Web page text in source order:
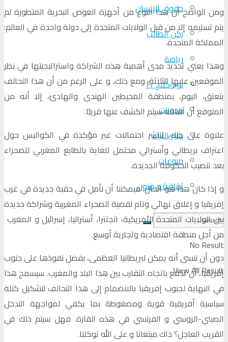
حقوق الإنسان
ركن الطالب
رياضة
لوبوكلاج Fr
مدونات
منبر الآراء
منوعات
ثقافة و فنون
No Result
View All Result
ومن الواضح أن هذا النوع من أجهزة الغوص البحرية المتطورة لم
يتم تسليمه إلا من قبل الولايات المتحدة إلى دولة واحدة في العالم:
المملكة المتحدة.
وهذا يعني تحديد مدى أهمية هذه الشراكة واستراتيجيتها في نظر
الموقعين عليها الثلاثة. ومع ذلك، و على الرغم من أن هذا التحالف
يتعلق، اليوم، بمنطقة المحيطين الهندي والهادئ، إلا أنه من
المتوقع أن آفاقه سيتم الكشف عنها قريبًا.
علاوة على ذلك، تنتشر احتمالات غير مؤكدة في الكواليس حول
اعتراف بريطاني وأسترالي محتمل للغاية بالطابع المغربي للصحراء
بعد تنصيب الحكومة الجديدة.
و إذا كان هذا هو الحال، فيمكننا أن نأمل في حقبة جديدة في غرب
إفريقيا و إغلاق نهائي وتام لقضية الصحراء المغربية وشراكة جديدة
بين الولايات المتحدة الأمريكية، انجلترا، أستراليا، إسرائيل و المغرب ​​
من أجل منطقة اقتصادية وتجارية أوسع.
دون أن ننسى أنه يمكن لبريطانيا العظمى، بفضل نفوذها على جنوب
إفريقيا، أن تدفع باتجاه التقارب بين هذا البلد والمغرب. سيسمح هذا
في النهاية لجنوب إفريقيا بالانضمام إلى هذا التحالف لتشكيل كتلة
سياسية أفريقية قوية ومضغوطة بما يكفي لمواجهة التدخل
الصيني-الروسي و الفرنسي في هذه القارة. فهل سيتم ذلك في
القريب العاجل؟ ذاك مبتغانا و على الله توكلنا.